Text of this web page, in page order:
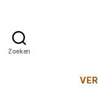
Zoeken